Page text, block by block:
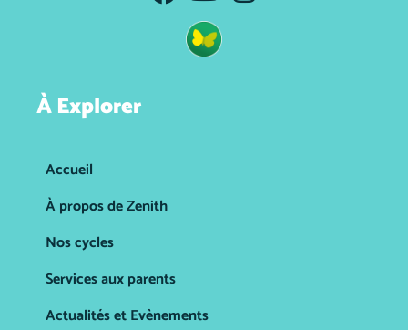
À Explorer
Accueil
À propos de Zenith
Nos cycles
Services aux parents
Actualités et Evènements